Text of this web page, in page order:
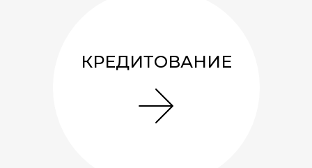
КРЕДИТОВАНИЕ
руб.